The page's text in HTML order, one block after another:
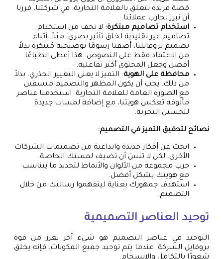
قصة فريدة تتعلق بالعلامة التجارية. في شركتنا، قررنا
أن نبرز تجارب عملائنا.
استخدام تصاميم مبتكرة: لا تخف من استخدام
تصاميم غير تقليدية لخلق تأثير بصري. مثلاً، أثناء
تصميم بروفايلنا، أضفنا رسومًا توضيحية مُبتكرة بدلاً
من الاعتماد فقط على النصوص. هذا أعطى انطباعًا
أفضل وجعل المحتوى أكثر تفاعلية.
محافظة على الهوية: التميز لا يعني التغيير الجذري. بدلاً
من ذلك، يجب أن يكون المظهر والتصميم متسقين
مع الصورة العامة للعلامة التجارية. استخدمنا عناصر
مألوفة تعكس هويتنا، مع إضافة لمسات جديدة
لتحسين التجربة.
نصائح لتحقيق التميز في التصميم:
ابحث عن أفكار جديدة وابداعية من تصميمات الشركات
الأخرى، لكن لا تنسَ أن تضيف لمستك الخاصة.
جرب مجموعة من الألوان والأنماط لتحديد ما يتناسب
مع هويتك بشكل أفضل.
استهدف جمهورك بعناية ليتفهموا رسالتك من خلال
التصميم.
توحيد العناصر التصميمية
التوحيد في عناصر التصميم هو شيء آخر يعزز من قوة
بروفايل الشركة. عندما يتم توحيد جميع المكونات، فإنه يخلق
شعورًا بالتكامل والانسجام.